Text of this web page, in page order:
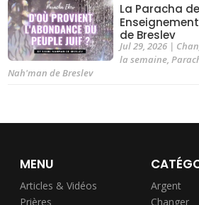
La Paracha
de Breslev
Jul 29, 2026|
la semaine,
Nah'man de Breslev
MENU
Articles & Vidéos
Prières
Argent
Changer